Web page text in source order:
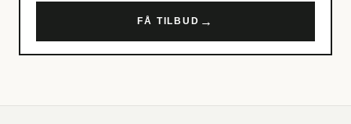
FÅ TILBUD →